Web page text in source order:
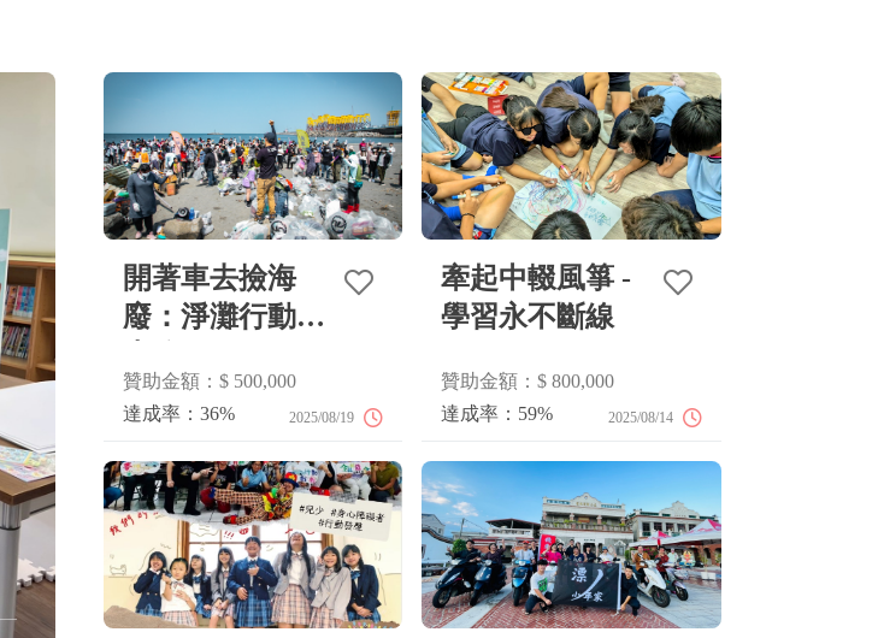
贊助數：1
開著車去撿海
廢：淨灘行動車
贊助金額：$ 500,000
達成率：36%
2025/08/19
牽起中輟風箏 -
學習永不斷線
贊助金額：$ 800,000
達成率：59%
2025/08/14